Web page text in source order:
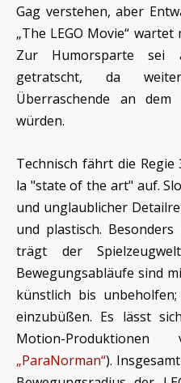
Gag verstehen, aber
„The LEGO Movie“
Zur Humorsparte sei
getratscht, da
Überraschende an dem
würden.
Technisch fährt die
la "state of the art" auf.
und unglaublicher
und plastisch.
trägt der
Bewegungsabläufe sind
künstlich bis
einzubüßen. Es lässt
Motion-Produktionen
„ParaNorman“).